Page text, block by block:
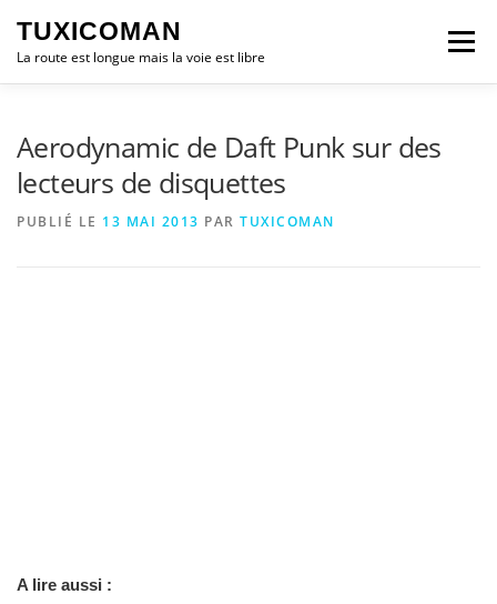
contenu
TUXICOMAN
La route est longue mais la voie est libre
Menu
Aerodynamic de Daft Punk sur des
lecteurs de disquettes
PUBLIÉ LE 13 MAI 2013 PAR TUXICOMAN
A lire aussi :